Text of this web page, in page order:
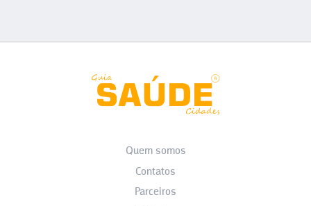
Quem somos
Contatos
Parceiros